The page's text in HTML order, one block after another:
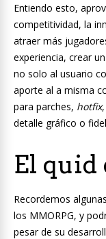
Entiendo esto,
competitividad, la
atraer más
experiencia, crear
no solo al usuario
aporte al a misma
para parches, hotfix
detalle gráfico o
El quid
Recordemos
los MMORPG, y
pesar de su